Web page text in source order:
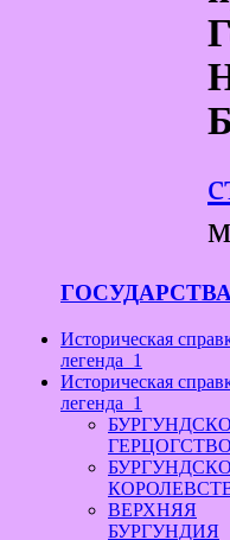
ГОСУДАРСТВА
Историческая
легенда_1
Историческая
легенда_1
ГЕРЦОГСТВО
ВЕРХНЯЯ
БУРГУНДИЯ